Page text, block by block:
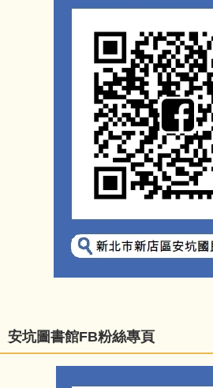
安坑圖書館FB粉絲專頁